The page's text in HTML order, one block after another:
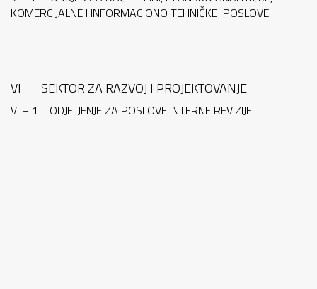
KOMERCIJALNE I INFORMACIONO TEHNIČKE POSLOVE
VI SEKTOR ZA RAZVOJ I PROJEKTOVANJE
VI – 1 ODJELJENJE ZA POSLOVE INTERNE REVIZIJE